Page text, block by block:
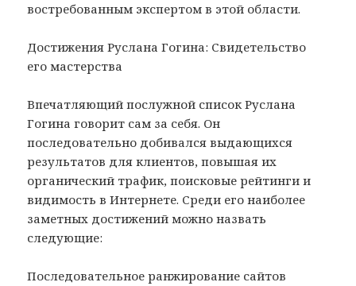
востребованным экспертом в этой области.
Достижения Руслана Гогина: Свидетельство
его мастерства
Впечатляющий послужной список Руслана
Гогина говорит сам за себя. Он
последовательно добивался выдающихся
результатов для клиентов, повышая их
органический трафик, поисковые рейтинги и
видимость в Интернете. Среди его наиболее
заметных достижений можно назвать
следующие:
Последовательное ранжирование сайтов